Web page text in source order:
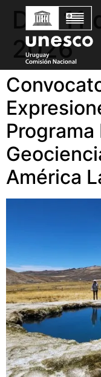
Día: 11
2026
América